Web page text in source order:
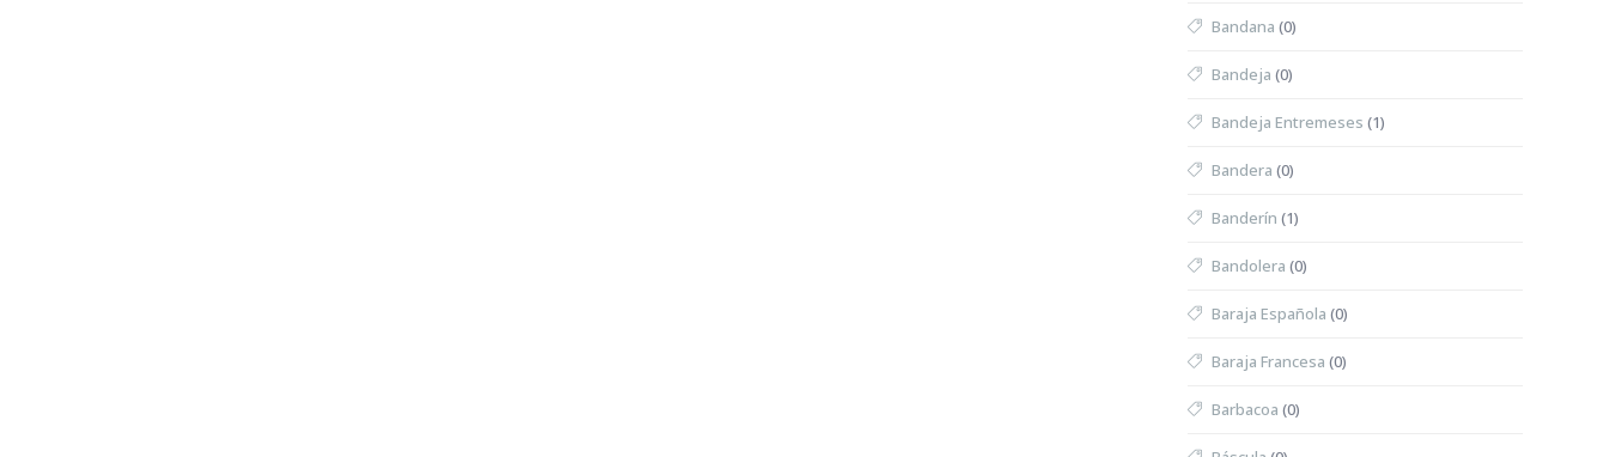
Bandana (0)
Bandeja (0)
Bandeja Entremeses (1)
Bandera (0)
Banderín (1)
Bandolera (0)
Baraja Española (0)
Baraja Francesa (0)
Barbacoa (0)